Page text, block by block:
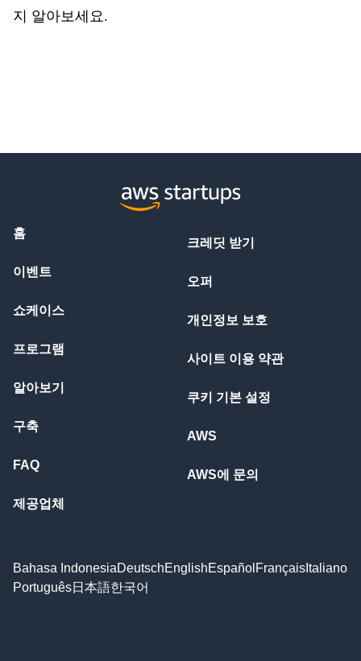
지 알아보세요.
홈
이벤트
쇼케이스
프로그램
알아보기
구축
FAQ
제공업체
크레딧 받기
오퍼
개인정보 보호
사이트 이용 약관
쿠키 기본 설정
AWS
AWS에 문의
Bahasa IndonesiaDeutschEnglishEspañol Français Italiano
Português日本語한국어